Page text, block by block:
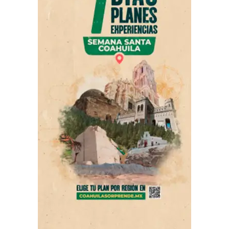
ADVERTISEMENT
Asimismo, este miércoles y como parte de esta jornada
integral, personal municipal reforzó las labores de
limpieza profunda a través de la Barredora Mecánica,
con la que se atendió importantes vialidades como el
periférico Luis Echeverría Álvarez, así como los
bulevares Fundadores, Emilio Arizpe de la Maza y